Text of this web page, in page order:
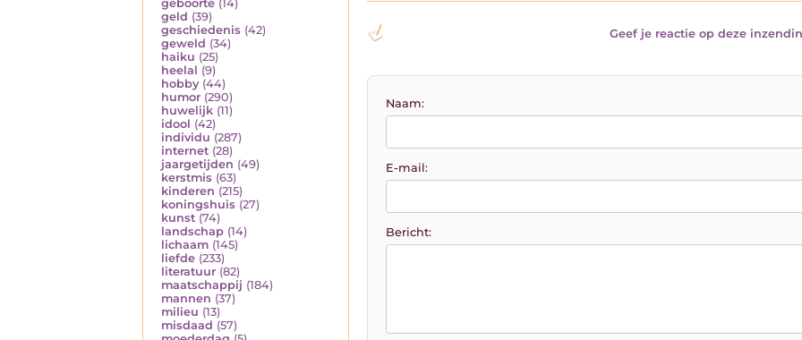
geboorte (14)
geld (39)
geschiedenis (42)
geweld (34)
haiku (25)
heelal (9)
hobby (44)
humor (290)
huwelijk (11)
idool (42)
individu (287)
internet (28)
jaargetijden (49)
kerstmis (63)
kinderen (215)
koningshuis (27)
kunst (74)
landschap (14)
lichaam (145)
liefde (233)
literatuur (82)
maatschappij (184)
mannen (37)
milieu (13)
misdaad (57)
Geef je reactie op deze
Naam:
E-mail:
Bericht: